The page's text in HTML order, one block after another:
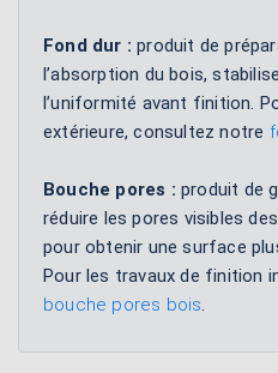
Fond dur : produit de
l’absorption du bois,
l’uniformité avant finition.
extérieure, consultez notre
Bouche pores : produit de
réduire les pores visibles
pour obtenir une surface
Pour les travaux de finition
bouche pores bois.